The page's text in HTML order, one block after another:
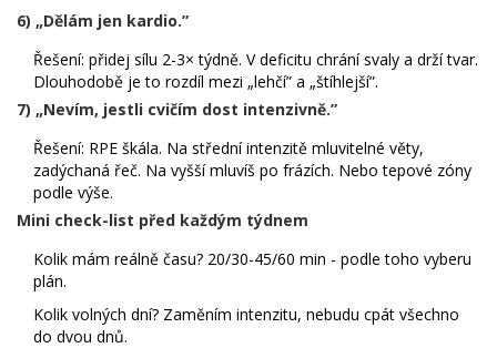
6) „Dělám jen kardio.”
Řešení: přidej sílu 2-3× týdně. V deficitu chrání svaly a drží tvar.
Dlouhodobě je to rozdíl mezi „lehčí” a „štíhlejší”.
7) „Nevím, jestli cvičím dost intenzivně.”
Řešení: RPE škála. Na střední intenzitě mluvitelné věty,
zadýchaná řeč. Na vyšší mluvíš po frázích. Nebo tepové zóny
podle výše.
Mini check-list před každým týdnem
Kolik mám reálně času? 20/30-45/60 min - podle toho vyberu
plán.
Kolik volných dní? Zaměním intenzitu, nebudu cpát všechno
do dvou dnů.